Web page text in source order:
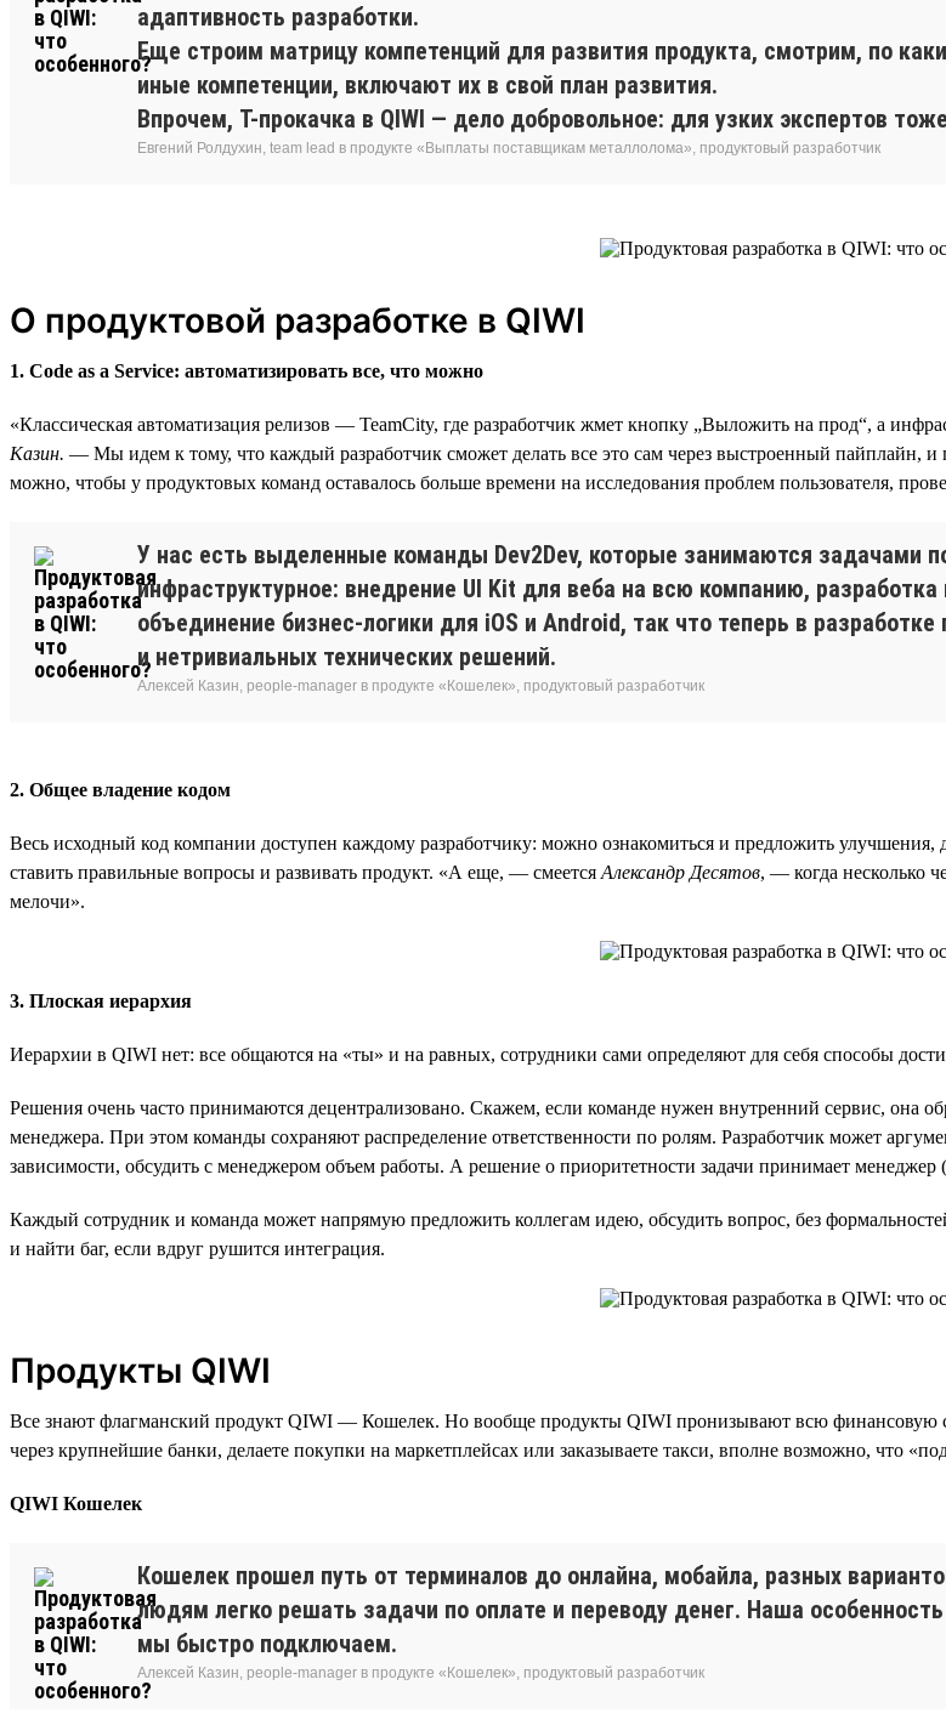
адаптивность разработки.
Еще строим матрицу компетенций для развития продукта, смотрим, по
иные компетенции, включают их в свой план развития.
Впрочем, T-прокачка в QIWI — дело добровольное: для узких экспертов
Евгений Ролдухин, team lead в продукте «Выплаты поставщикам металлолома», продуктовый разработчик
О продуктовой разработке в QIWI
1. Code as a Service: автоматизировать все, что можно
«Классическая автоматизация релизов — TeamCity, где разработчик жмет кнопку „Выложить на прод“, а
Казин. — Мы идем к тому, что каждый разработчик сможет делать все это сам через выстроенный пайплайн, и
можно, чтобы у продуктовых команд оставалось больше времени на исследования проблем пользователя,
У нас есть выделенные команды Dev2Dev, которые занимаются задачами
инфраструктурное: внедрение UI Kit для веба на всю компанию,
объединение бизнес-логики для iOS и Android, так что теперь в
и нетривиальных технических решений.
Алексей Казин, people-manager в продукте «Кошелек», продуктовый разработчик
2. Общее владение кодом
Весь исходный код компании доступен каждому разработчику: можно ознакомиться и предложить улучшения,
ставить правильные вопросы и развивать продукт. «А еще, — смеется Александр Десятов, — когда несколько
мелочи».
3. Плоская иерархия
Иерархии в QIWI нет: все общаются на «ты» и на равных, сотрудники сами определяют для себя способы
Решения очень часто принимаются децентрализовано. Скажем, если команде нужен внутренний сервис, она
менеджера. При этом команды сохраняют распределение ответственности по ролям. Разработчик может
зависимости, обсудить с менеджером объем работы. А решение о приоритетности задачи принимает менеджер
Каждый сотрудник и команда может напрямую предложить коллегам идею, обсудить вопрос, без
и найти баг, если вдруг рушится интеграция.
Продукты QIWI
Все знают флагманский продукт QIWI — Кошелек. Но вообще продукты QIWI пронизывают всю финансовую
через крупнейшие банки, делаете покупки на маркетплейсах или заказываете такси, вполне возможно, что
QIWI Кошелек
Кошелек прошел путь от терминалов до онлайна, мобайла, разных
людям легко решать задачи по оплате и переводу денег. Наша
мы быстро подключаем.
Алексей Казин, people-manager в продукте «Кошелек», продуктовый разработчик